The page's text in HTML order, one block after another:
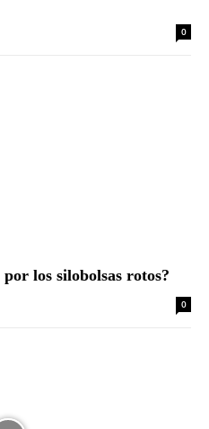
0
los silobolsas rotos?
0